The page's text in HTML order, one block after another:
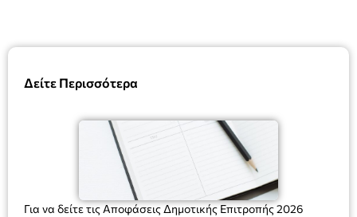
Δείτε Περισσότερα
Για να δείτε τις Αποφάσεις Δημοτικής Επιτροπής 2026